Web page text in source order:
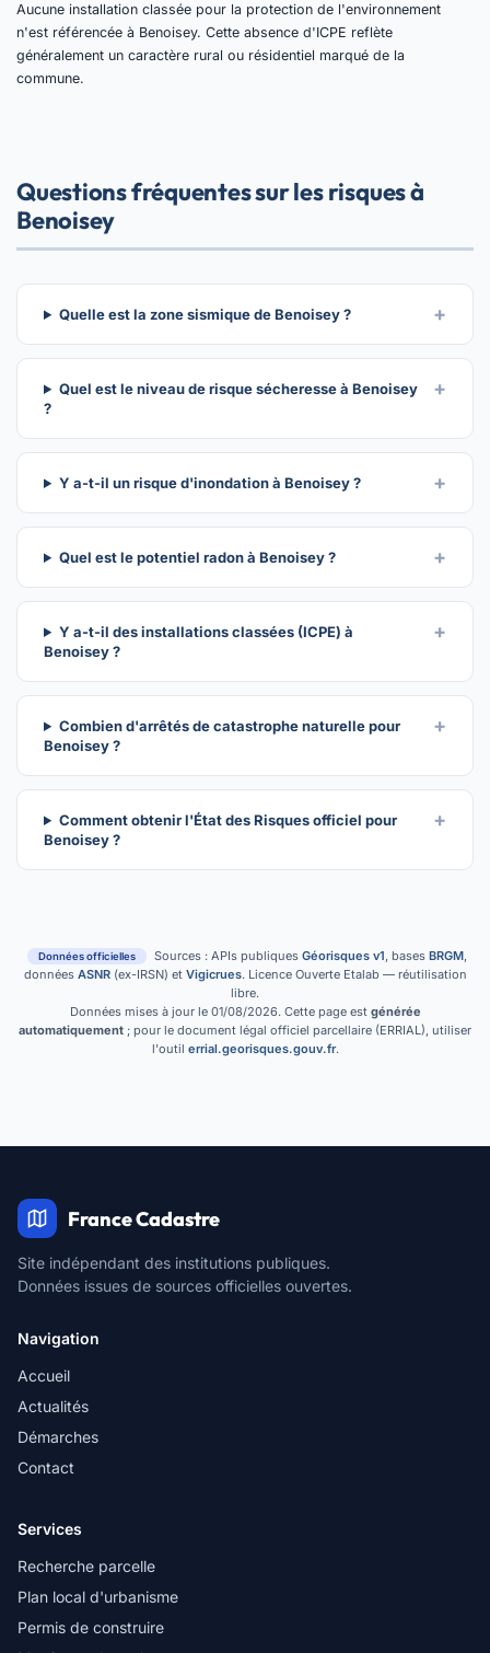
Aucune installation classée pour la protection de l'environnement
n'est référencée à Benoisey. Cette absence d'ICPE reflète
généralement un caractère rural ou résidentiel marqué de la
commune.
Questions fréquentes sur les risques à
Benoisey
Quelle est la zone sismique de Benoisey ?
Quel est le niveau de risque sécheresse à Benoisey
?
Y a-t-il un risque d'inondation à Benoisey ?
Quel est le potentiel radon à Benoisey ?
Y a-t-il des installations classées (ICPE) à
Benoisey ?
Combien d'arrêtés de catastrophe naturelle pour
Benoisey ?
Comment obtenir l'État des Risques officiel pour
Benoisey ?
Données officielles Sources : APIs publiques Géorisques v1, bases BRGM,
données ASNR(ex-IRSN) et Vigicrues. Licence Ouverte Etalab — réutilisation
libre.
Données mises à jour le 01/08/2026. Cette page est générée
automatiquement ; pour le document légal officiel parcellaire (ERRIAL), utiliser
l'outil errial.georisques.gouv.fr.
France Cadastre
Site indépendant des institutions publiques.
Données issues de sources officielles ouvertes.
Navigation
Accueil
Actualités
Démarches
Contact
Services
Recherche parcelle
Plan local d'urbanisme
Permis de construire